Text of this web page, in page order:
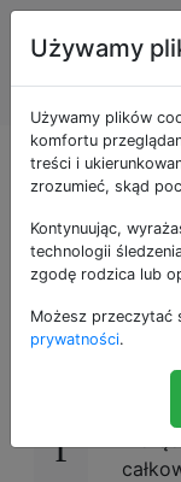
liczbę
29
Używamy
Używamy plików
komfortu
treści i
zrozumieć, skąd
Kontynuując,
technologii
zgodę rodzica lub
Możesz przeczytać
prywatności.